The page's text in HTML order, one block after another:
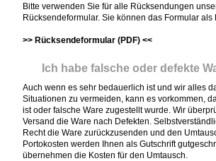
Bitte verwenden Sie für alle Rücksendungen
Rücksendeformular. Sie können das Formular als
>> Rücksendeformular (PDF) <<
Ich habe falsche oder defekte
Auch wenn es sehr bedauerlich ist und wir alles
Situationen zu vermeiden, kann es vorkommen,
ist oder falsche Ware zugestellt wurde. Wir
Versand die Ware nach Defekten.
Recht die Ware zurückzusenden und den
Portokosten werden Ihnen als Gutschrift
übernehmen die Kosten für den Umtausch.